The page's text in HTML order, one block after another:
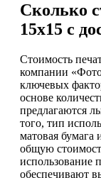
Сколько
15х15 с
Стоимость
компании
ключевых
основе
предлагаются
того, тип
матовая бумага
общую
использование
обеспечивают